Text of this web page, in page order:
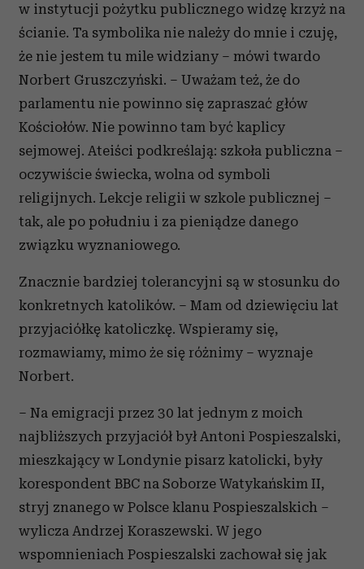
w instytucji pożytku publicznego widzę krzyż na
ścianie. Ta symbolika nie należy do mnie i czuję,
że nie jestem tu mile widziany – mówi twardo
Norbert Gruszczyński. – Uważam też, że do
parlamentu nie powinno się zapraszać głów
Kościołów. Nie powinno tam być kaplicy
sejmowej. Ateiści podkreślają: szkoła publiczna –
oczywiście świecka, wolna od symboli
religijnych. Lekcje religii w szkole publicznej –
tak, ale po południu i za pieniądze danego
związku wyznaniowego.
Znacznie bardziej tolerancyjni są w stosunku do
konkretnych katolików. – Mam od dziewięciu lat
przyjaciółkę katoliczkę. Wspieramy się,
rozmawiamy, mimo że się różnimy – wyznaje
Norbert.
– Na emigracji przez 30 lat jednym z moich
najbliższych przyjaciół był Antoni Pospieszalski,
mieszkający w Londynie pisarz katolicki, były
korespondent BBC na Soborze Watykańskim II,
stryj znanego w Polsce klanu Pospieszalskich –
wylicza Andrzej Koraszewski. W jego
wspomnieniach Pospieszalski zachował się jak